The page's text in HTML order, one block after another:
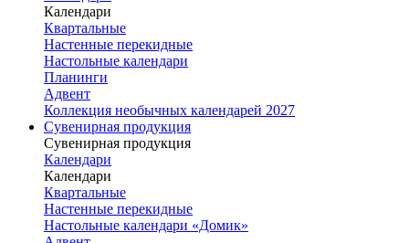
Календари
Квартальные
Настенные перекидные
Настольные календари
Планинги
Адвент
Коллекция необычных календарей 2027
Сувенирная продукция
Сувенирная продукция
Календари
Календари
Квартальные
Настенные перекидные
Настольные календари «Домик»